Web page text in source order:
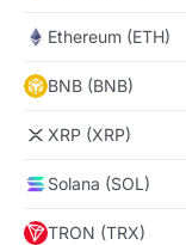
Ethereum (ETH)
BNB (BNB)
XRP (XRP)
Solana (SOL)
TRON (TRX)